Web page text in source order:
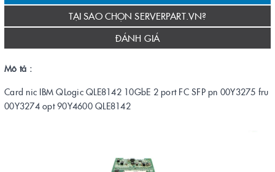
TẠI SAO CHỌN SERVERPART.VN?
ĐÁNH GIÁ
Mô tả :
Card nic IBM QLogic QLE8142 10GbE 2 port FC SFP pn 00Y3275 fru
00Y3274 opt 90Y4600 QLE8142